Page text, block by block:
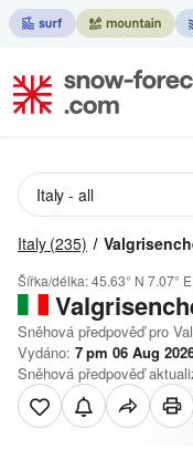
Italy (235)
Šířka/délka:45.63° N 7.07° E
Sněhová předpověď pro
Vydáno: 7 pm 06 Aug
Sněhová předpověď